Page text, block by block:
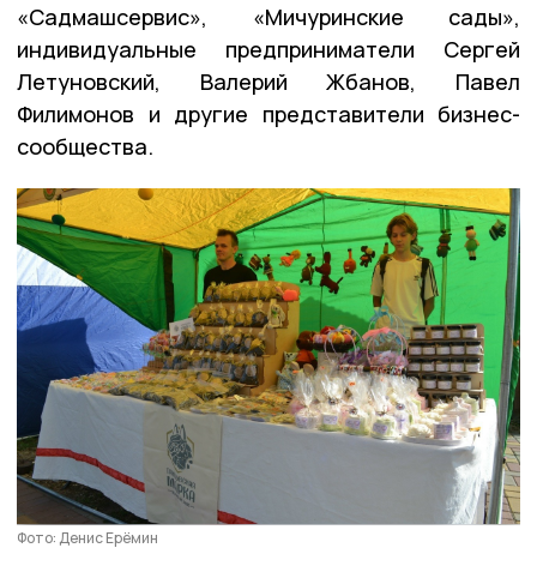
«Садмашсервис», «Мичуринские сады»,
индивидуальные предприниматели Сергей
Летуновский, Валерий Жбанов, Павел
Филимонов и другие представители бизнес-
сообщества.
Фото: Денис Ерёмин